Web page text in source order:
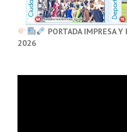
PORTADA IMPRESA
2026